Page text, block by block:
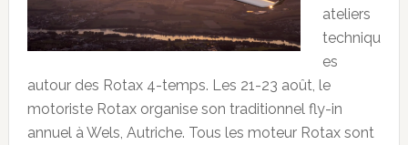
ateliers
techniqu
es
autour des Rotax 4-temps. Les 21-23 août, le
motoriste Rotax organise son traditionnel fly-in
annuel à Wels, Autriche. Tous les moteur Rotax sont